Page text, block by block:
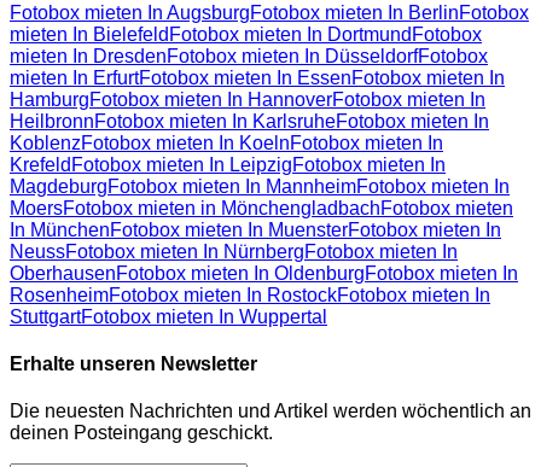
Fotobox mieten In AugsburgFotobox mieten In BerlinFotobox
mieten In Bielefeld Fotobox mieten In Dortmund Fotobox
mieten In DresdenFotobox mieten In DüsseldorfFotobox
mieten In ErfurtFotobox mieten In EssenFotobox mieten In
HamburgFotobox mieten In HannoverFotobox mieten In
HeilbronnFotobox mieten In KarlsruheFotobox mieten In
KoblenzFotobox mieten In KoelnFotobox mieten In
Krefeld Fotobox mieten In LeipzigFotobox mieten In
MagdeburgFotobox mieten In MannheimFotobox mieten In
MoersFotobox mieten in MönchengladbachFotobox mieten
In MünchenFotobox mieten In MuensterFotobox mieten In
NeussFotobox mieten In NürnbergFotobox mieten In
OberhausenFotobox mieten In OldenburgFotobox mieten In
RosenheimFotobox mieten In RostockFotobox mieten In
StuttgartFotobox mieten In Wuppertal
Erhalte unseren Newsletter
Die neuesten Nachrichten und Artikel werden wöchentlich an
deinen Posteingang geschickt.